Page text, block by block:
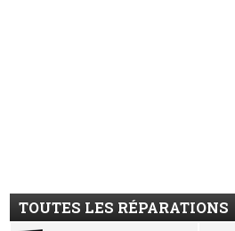
TOUTES LES RÉPARATIONS